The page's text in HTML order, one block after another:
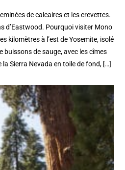
de calcaires et les crevettes.
d’Eastwood. Pourquoi visiter Mono
kilomètres à l’est de Yosemite, isolé
buissons de sauge, avec les cîmes
Sierra Nevada en toile de fond, […]